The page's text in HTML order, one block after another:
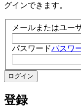
グインできます。
メールまたはユー
パスワードパスワ
登録